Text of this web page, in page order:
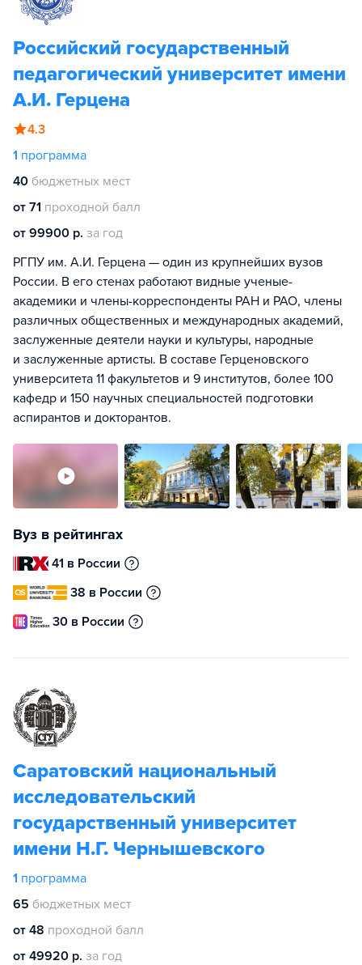
Российский государственный
педагогический университет имени
А.И. Герцена
4.3
1 программа
40 бюджетных мест
от 71 проходной балл
от 99900 р. за год
РГПУ им. А.И. Герцена — один из крупнейших вузов
России. В его стенах работают видные ученые-
академики и члены-корреспонденты РАН и РАО, члены
различных общественных и международных академий,
заслуженные деятели науки и культуры, народные
и заслуженные артисты. В составе Герценовского
университета 11 факультетов и 9 институтов, более 100
кафедр и 150 научных специальностей подготовки
аспирантов и докторантов.
Вуз в рейтингах
41 в России
38 в России
30 в России
Саратовский национальный
исследовательский
государственный университет
имени Н.Г. Чернышевского
1 программа
65 бюджетных мест
от 48 проходной балл
от 49920 р. за год